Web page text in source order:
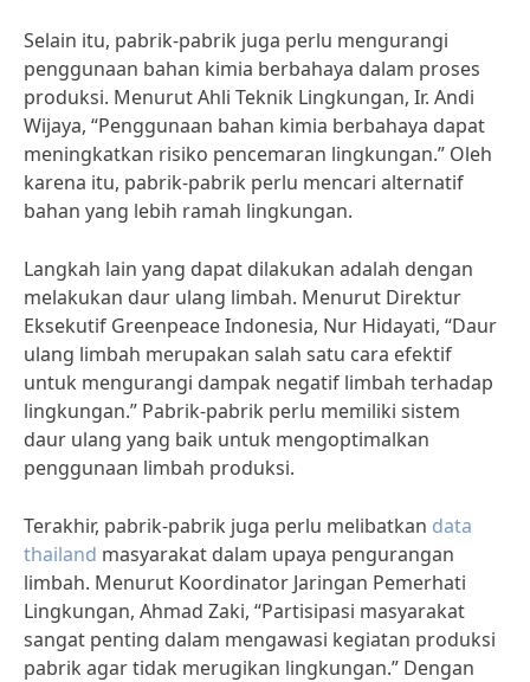
Selain itu, pabrik-pabrik juga perlu mengurangi
penggunaan bahan kimia berbahaya dalam proses
produksi. Menurut Ahli Teknik Lingkungan, Ir. Andi
Wijaya, “Penggunaan bahan kimia berbahaya dapat
meningkatkan risiko pencemaran lingkungan.” Oleh
karena itu, pabrik-pabrik perlu mencari alternatif
bahan yang lebih ramah lingkungan.
Langkah lain yang dapat dilakukan adalah dengan
melakukan daur ulang limbah. Menurut Direktur
Eksekutif Greenpeace Indonesia, Nur Hidayati, “Daur
ulang limbah merupakan salah satu cara efektif
untuk mengurangi dampak negatif limbah terhadap
lingkungan.” Pabrik-pabrik perlu memiliki sistem
daur ulang yang baik untuk mengoptimalkan
penggunaan limbah produksi.
Terakhir, pabrik-pabrik juga perlu melibatkan data
thailand masyarakat dalam upaya pengurangan
limbah. Menurut Koordinator Jaringan Pemerhati
Lingkungan, Ahmad Zaki, “Partisipasi masyarakat
sangat penting dalam mengawasi kegiatan produksi
pabrik agar tidak merugikan lingkungan.” Dengan